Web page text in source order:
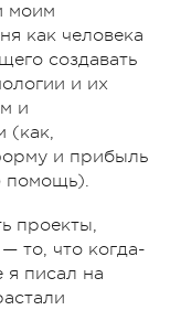
моим
как человека
создавать
и их
и
(как,
и прибыль
помощь).
проекты,
то, что когда-
я писал на